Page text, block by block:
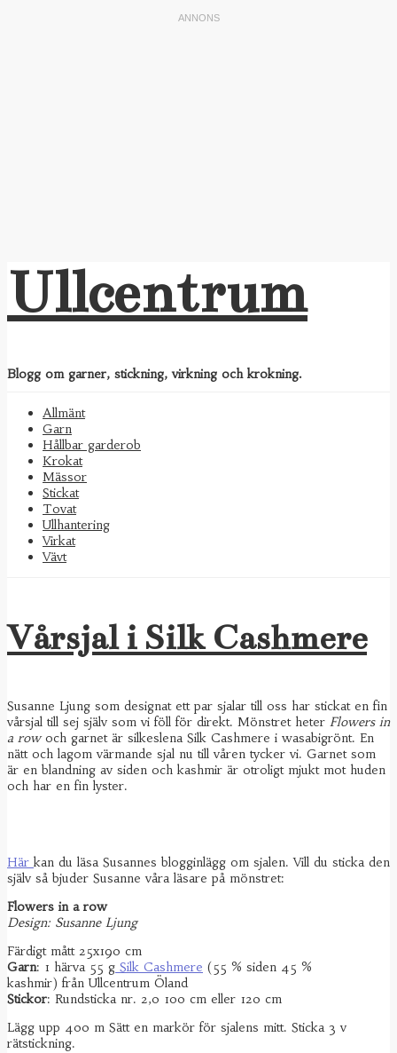
Ullcentrum
Blogg om garner, stickning, virkning och krokning.
Allmänt
Garn
Hållbar garderob
Krokat
Mässor
Stickat
Tovat
Ullhantering
Virkat
Vävt
Vårsjal i Silk Cashmere
Susanne Ljung som designat ett par sjalar till oss har stickat en fin
vårsjal till sej själv som vi föll för direkt. Mönstret heter Flowers in
a rowoch garnet är silkeslena Silk Cashmere i wasabigrönt. En
nätt och lagom värmande sjal nu till våren tycker vi. Garnet som
är en blandning av siden och kashmir är otroligt mjukt mot huden
och har en fin lyster.
Här kan du läsa Susannes blogginlägg om sjalen. Vill du sticka den
själv så bjuder Susanne våra läsare på mönstret:
Flowers in a row
Design: Susanne Ljung
Färdigt mått 25x190 cm
Garn: 1 härva 55 g Silk Cashmere (55 % siden 45 %
kashmir) från Ullcentrum Öland
Stickor: Rundsticka nr. 2,0 100 cm eller 120 cm
Lägg upp 400 m Sätt en markör för sjalens mitt. Sticka 3 v
rätstickning.